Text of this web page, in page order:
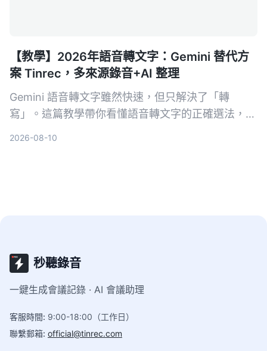
【教學】2026年語音轉文字：Gemini 替代方
案 Tinrec，多來源錄音+AI 整理
Gemini 語音轉文字雖然快速，但只解決了「轉
寫」。這篇教學帶你看懂語音轉文字的正確選法，並
2026-08-10
秒聽錄音
一鍵生成會議記錄 · AI 會議助理
客服時間: 9:00-18:00（工作日）
聯繫郵箱: official@tinrec.com